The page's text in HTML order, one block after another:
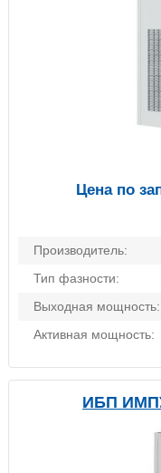
Производитель:
Тип фазности:
Выходная мощность:
Активная мощность:
Цена по
ИБП